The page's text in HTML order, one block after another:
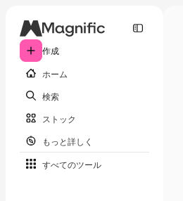
作成
ホーム
検索
ストック
もっと詳しく
すべてのツール